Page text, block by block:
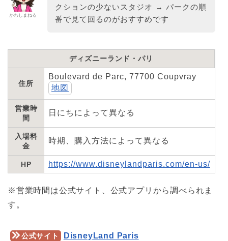
かわしまねる
クションの少ないスタジオ → パークの順
番で見て回るのがおすすめです
ディズニーランド・パリ
住所
Boulevard de Parc, 77700 Coupvray
地図
営業時
間
日にちによって異なる
入場料
金
時期、購入方法によって異なる
HP https://www.disneylandparis.com/en-us/
※営業時間は公式サイト、公式アプリから調べられま
す。
公式サイト DisneyLand Paris